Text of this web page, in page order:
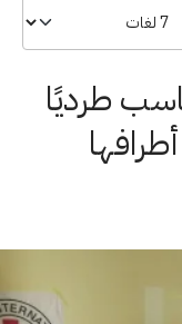
طرديًا